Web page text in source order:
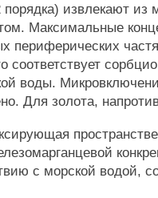
извлекают из
Максимальные
периферических
воды.
Для золота,
с морской водой,